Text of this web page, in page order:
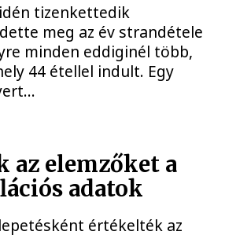
tizenkettedik
meg az év strandétele
minden eddiginél több,
44 étellel indult. Egy
az elemzőket a
adatok
értékelték az